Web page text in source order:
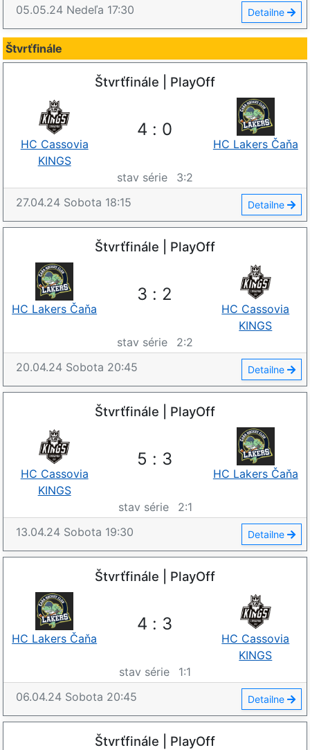
05.05.24 Nedeľa 17:30 Detailne
Štvrťfinále
Štvrťfinále | PlayOff
4 : 0
HC Cassovia
KINGS
HC Lakers Čaňa
stav série 3:2
27.04.24 Sobota 18:15 Detailne
Štvrťfinále | PlayOff
3 : 2
HC Lakers Čaňa
HC Cassovia
KINGS
stav série
2:2
20.04.24 Sobota 20:45 Detailne
Štvrťfinále | PlayOff
5 : 3
HC Cassovia
KINGS
HC Lakers Čaňa
stav série 2:1
13.04.24 Sobota 19:30 Detailne
Štvrťfinále | PlayOff
4 : 3
HC Lakers Čaňa
HC Cassovia
KINGS
stav série
1:1
06.04.24 Sobota 20:45 Detailne
Štvrťfinále | PlayOff